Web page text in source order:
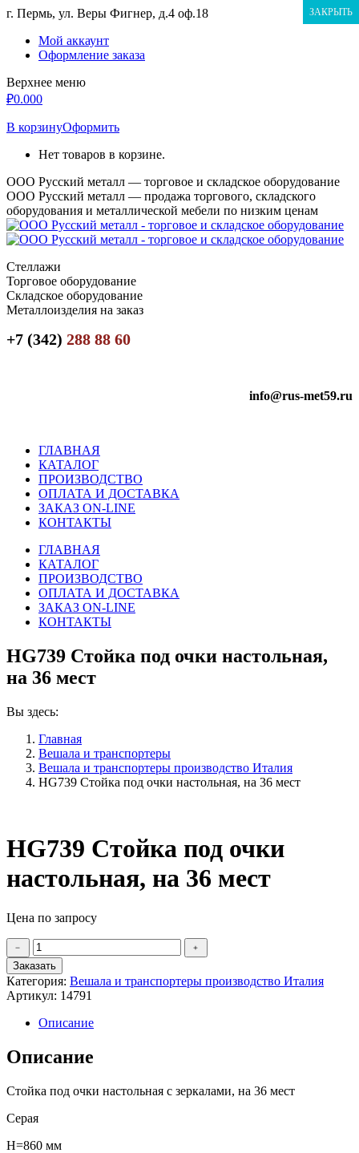
Перейти
содержанию
г. Пермь, ул. Веры Фигнер, д.4 оф.18
Мой аккаунт
Оформление заказа
Верхнее меню
₽0.000
В корзинуОформить
Нет товаров в корзине.
ООО Русский металл — торговое и складское оборудование
ООО Русский металл — продажа торгового, складского
оборудования и металлической мебели по низким ценам
Стеллажи
Торговое оборудование
Складское оборудование
Металлоизделия на заказ
+7 (342) 288 88 60
info@rus-met59.ru
ГЛАВНАЯ
КАТАЛОГ
ПРОИЗВОДСТВО
ОПЛАТА И ДОСТАВКА
ЗАКАЗ ON-LINE
КОНТАКТЫ
ГЛАВНАЯ
КАТАЛОГ
ПРОИЗВОДСТВО
ОПЛАТА И ДОСТАВКА
ЗАКАЗ ON-LINE
КОНТАКТЫ
HG739 Стойка под очки настольная,
на 36 мест
Вы здесь:
Главная
Вешала и транспортеры
Вешала и транспортеры производство Италия
HG739 Стойка под очки настольная, на 36 мест
HG739 Стойка под очки
настольная, на 36 мест
Цена по запросу
Количество
товара
HG739
Стойка
под
настольная,
36
﹣
﹢
Заказать
Категория: Вешала и транспортеры производство Италия
Артикул: 14791
Описание
Описание
Стойка под очки настольная с зеркалами, на 36 мест
Серая
H=860 мм
ЗАКРЫТЬ